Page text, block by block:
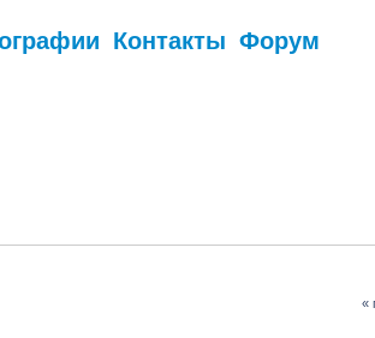
Контакты Форум
«